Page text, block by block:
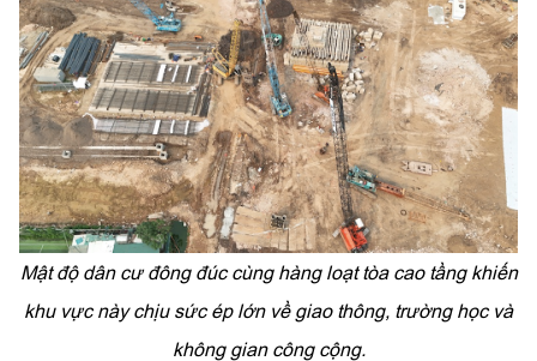
Mật độ dân cư đông đúc cùng hàng loạt tòa cao tầng khiến
khu vực này chịu sức ép lớn về giao thông, trường học và
không gian công cộng.